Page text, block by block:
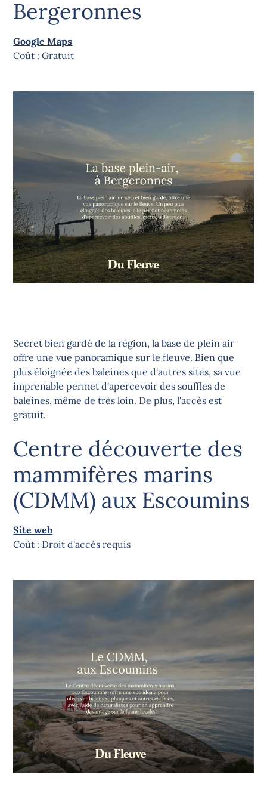
Bergeronnes
Google Maps
Coût : Gratuit
Secret bien gardé de la région, la base de plein air
offre une vue panoramique sur le fleuve. Bien que
plus éloignée des baleines que d'autres sites, sa vue
imprenable permet d'apercevoir des souffles de
baleines, même de très loin. De plus, l'accès est
gratuit.
Centre découverte des
mammifères marins
(CDMM) aux Escoumins
Site web
Coût : Droit d'accès requis